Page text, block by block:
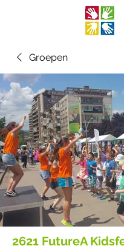
Groepen
2621 FutureA